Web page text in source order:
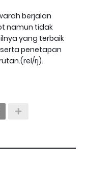
berjalan
namun tidak
yang terbaik
penetapan
rj).